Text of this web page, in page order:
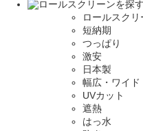
ロールスク
短納期
つっぱり
激安
日本製
幅広・ワイド
UVカット
遮熱
はっ水